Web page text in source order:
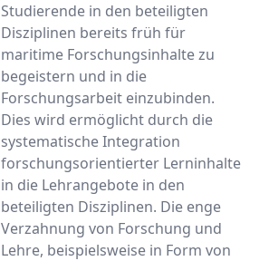
Studierende in den beteiligten
Disziplinen bereits früh für
maritime Forschungsinhalte zu
begeistern und in die
Forschungsarbeit einzubinden.
Dies wird ermöglicht durch die
systematische Integration
forschungsorientierter Lerninhalte
in die Lehrangebote in den
beteiligten Disziplinen. Die enge
Verzahnung von Forschung und
Lehre, beispielsweise in Form von